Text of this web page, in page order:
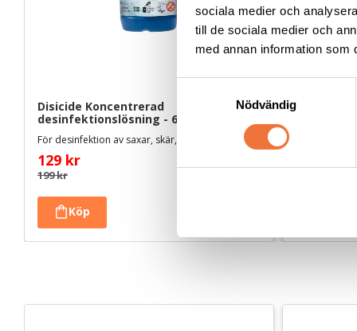
sociala medier och
till de sociala medier och
med annan information som
m
s
Nödvändig
Disicide Koncentrerad
desinfektionslösning - 600 ml
129 kr
199kr
Wahl
499kr